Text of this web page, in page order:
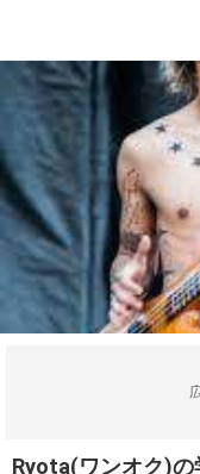
Ryota(ワンオク)の